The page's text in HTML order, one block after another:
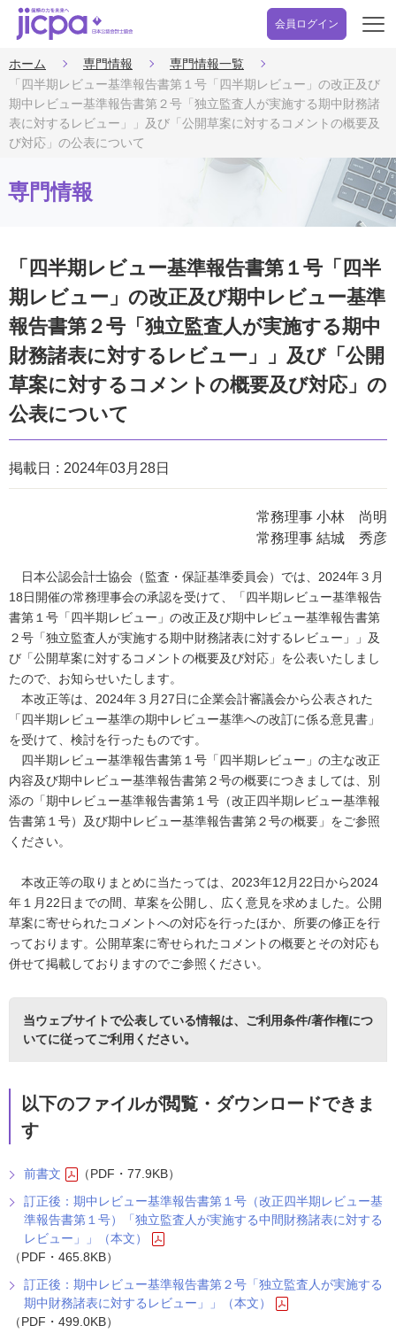
会員ログイン
開
ホーム 専門情報
専門情報一覧
「四半期レビュー基準報告書第１号「四半期レビュー」の改正及び
期中レビュー基準報告書第２号「独立監査人が実施する期中財務諸
表に対するレビュー」」及び「公開草案に対するコメントの概要及
び対応」の公表について
専門情報
「四半期レビュー基準報告書第１号「四半
期レビュー」の改正及び期中レビュー基準
報告書第２号「独立監査人が実施する期中
財務諸表に対するレビュー」」及び「公開
草案に対するコメントの概要及び対応」の
公表について
掲載日 2024年03月28日
常務理事 小林 尚明
常務理事 結城 秀彦
日本公認会計士協会（監査・保証基準委員会）では、2024年３月
18日開催の常務理事会の承認を受けて、「四半期レビュー基準報告
書第１号「四半期レビュー」の改正及び期中レビュー基準報告書第
２号「独立監査人が実施する期中財務諸表に対するレビュー」」及
び「公開草案に対するコメントの概要及び対応」を公表いたしまし
たので、お知らせいたします。
本改正等は、2024年３月27日に企業会計審議会から公表された
「四半期レビュー基準の期中レビュー基準への改訂に係る意見書」
を受けて、検討を行ったものです。
四半期レビュー基準報告書第１号「四半期レビュー」の主な改正
内容及び期中レビュー基準報告書第２号の概要につきましては、別
添の「期中レビュー基準報告書第１号（改正四半期レビュー基準報
告書第１号）及び期中レビュー基準報告書第２号の概要」をご参照
ください。
本改正等の取りまとめに当たっては、2023年12月22日から2024
年１月22日までの間、草案を公開し、広く意見を求めました。公開
草案に寄せられたコメントへの対応を行ったほか、所要の修正を行
っております。公開草案に寄せられたコメントの概要とその対応も
併せて掲載しておりますのでご参照ください。
当ウェブサイトで公表している情報は、 ご利用条件/著作権につ
いてに従ってご利用ください。
以下のファイルが閲覧・ダウンロードできま
す
前書文
（PDF・77.9KB）
訂正後：期中レビュー基準報告書第１号（改正四半期レビュー基
準報告書第１号）「独立監査人が実施する中間財務諸表に対する
レビュー」」（本文）
（PDF・465.8KB）
訂正後：期中レビュー基準報告書第２号「独立監査人が実施する
期中財務諸表に対するレビュー」」（本文）
（PDF・499.0KB）